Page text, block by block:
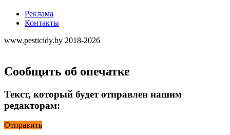
Реклама
Контакты
www.pesticidy.by 2018-2026
Сообщить об опечатке
Текст, который будет отправлен нашим
редакторам:
Отправить